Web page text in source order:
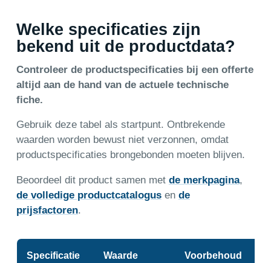
Welke specificaties zijn
bekend uit de productdata?
Controleer de productspecificaties bij een offerte
altijd aan de hand van de actuele technische
fiche.
Gebruik deze tabel als startpunt. Ontbrekende
waarden worden bewust niet verzonnen, omdat
productspecificaties brongebonden moeten blijven.
Beoordeel dit product samen met de merkpagina,
de volledige productcatalogusen de
prijsfactoren.
Specificatie Waarde Voorbehoud